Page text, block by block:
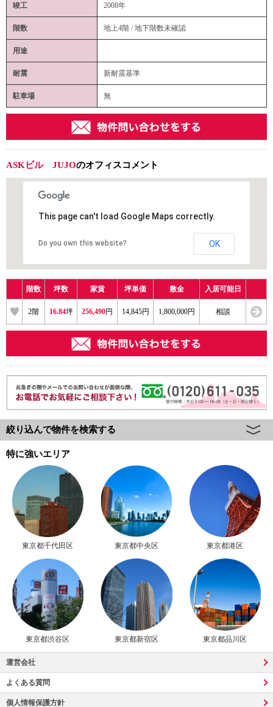
竣工 2008年
階数 地上4階 / 地下階数未確認
用途
耐震 新耐震基準
駐車場 無
ASKビル JUJOのオフィスコメント
This page can't load Google Maps correctly.
Do you own this website? OK
階数 坪数 家賃 坪単価 敷金 入居可能日
2階 16.84坪 256,490円 14,845円 1,800,000円 相談
絞り込んで物件を検索する
特に強いエリア
東京都千代田区 東京都中央区 東京都港区
東京都渋谷区 東京都新宿区 東京都品川区
運営会社
よくある質問
個人情報保護方針